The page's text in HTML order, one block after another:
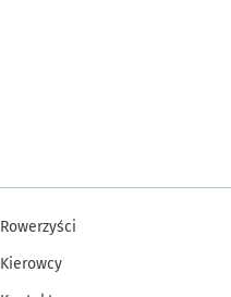
Rowerzyści
Kierowcy